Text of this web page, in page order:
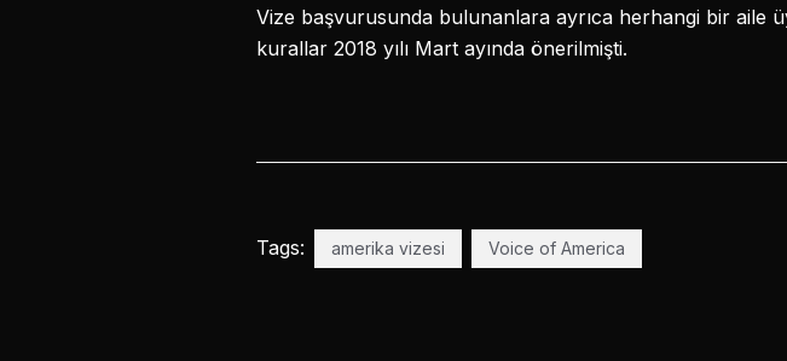
Vize başvurusunda bulunanlara ayrıca herhangi bir aile
kurallar 2018 yılı Mart ayında önerilmişti.
Tags: amerika vizesi Voice of America